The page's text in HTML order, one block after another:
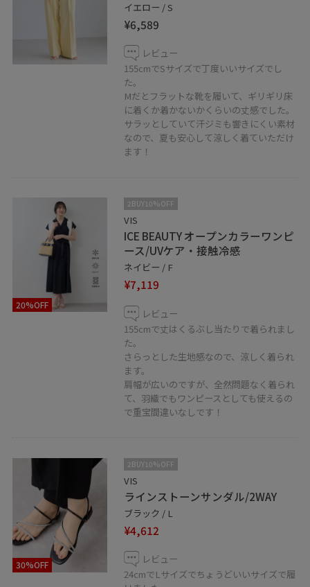
イエロー / S
¥6,589
レビュー
155cmでSサイズで丁度いいサイズでし
た。
Mだとフラットな靴を履いて、ギリギリ床
に着くか着かないかくらいの丈感でした。
サラッとしていて汗ジミも響きにくい素材
なので、夏も安心して涼しく着ていただけ
ます！
20%OFF
2BUY10%OFF
VIS
ICE BEAUTY オープンカラーワンピ
ース/UVケア・接触冷感
ネイビー / F
¥7,119
レビュー
155cmで丈はくるぶし当たりで着られまし
た。
さらっとした生地感なので、涼しく着られ
ます。
肩幅が広いのですが、全然問題なく着られ
て、羽織でもワンピースとしても使えるの
で重宝間違いなしです！
30%OFF
2BUY10%OFF
VIS
ラインストーンサンダル/2WAY
ブラック / L
¥4,612
レビュー
24cmでLサイズでちょうどいいサイズで履